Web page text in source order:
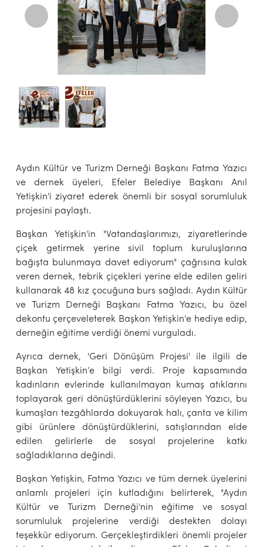
Aydın Kültür ve Turizm Derneği Başkanı Fatma Yazıcı
ve dernek üyeleri, Efeler Belediye Başkanı Anıl
Yetişkin'i ziyaret ederek önemli bir sosyal sorumluluk
projesini paylaştı.
Başkan Yetişkin'in "Vatandaşlarımızı, ziyaretlerinde
çiçek getirmek yerine sivil toplum kuruluşlarına
bağışta bulunmaya davet ediyorum" çağrısına kulak
veren dernek, tebrik çiçekleri yerine elde edilen geliri
kullanarak 48 kız çocuğuna burs sağladı. Aydın Kültür
ve Turizm Derneği Başkanı Fatma Yazıcı, bu özel
dekontu çerçeveleterek Başkan Yetişkin'e hediye edip,
derneğin eğitime verdiği önemi vurguladı.
Ayrıca dernek, 'Geri Dönüşüm Projesi' ile ilgili de
Başkan Yetişkin’e bilgi verdi. Proje kapsamında
kadınların evlerinde kullanılmayan kumaş atıklarını
toplayarak geri dönüştürdüklerini söyleyen Yazıcı, bu
kumaşları tezgâhlarda dokuyarak halı, çanta ve kilim
gibi ürünlere dönüştürdüklerini, satışlarından elde
edilen gelirlerle de sosyal projelerine katkı
sağladıklarına değindi.
Başkan Yetişkin, Fatma Yazıcı ve tüm dernek üyelerini
anlamlı projeleri için kutladığını belirterek, "Aydın
Kültür ve Turizm Derneği'nin eğitime ve sosyal
sorumluluk projelerine verdiği destekten dolayı
teşekkür ediyorum. Gerçekleştirdikleri önemli projeler